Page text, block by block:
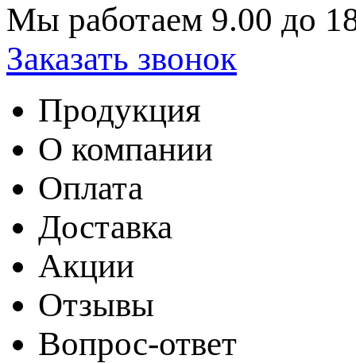
Мы работаем 9.00 до
Заказать звонок
Продукция
О компании
Оплата
Доставка
Акции
Отзывы
Вопрос-ответ